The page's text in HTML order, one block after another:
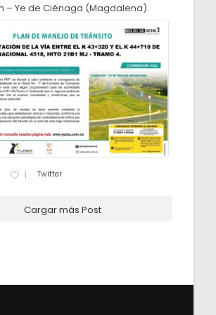
– Ye de Ciénaga (Magdalena).
1 Twitter
Cargar más Post